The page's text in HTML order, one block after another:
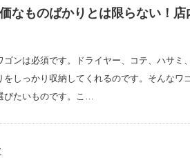
なものばかりとは限らない！
ンは必須です。ドライヤー、コテ、ハサミ
をしっかり収納してくれるのです。そんなワ
びたいものです。こ…